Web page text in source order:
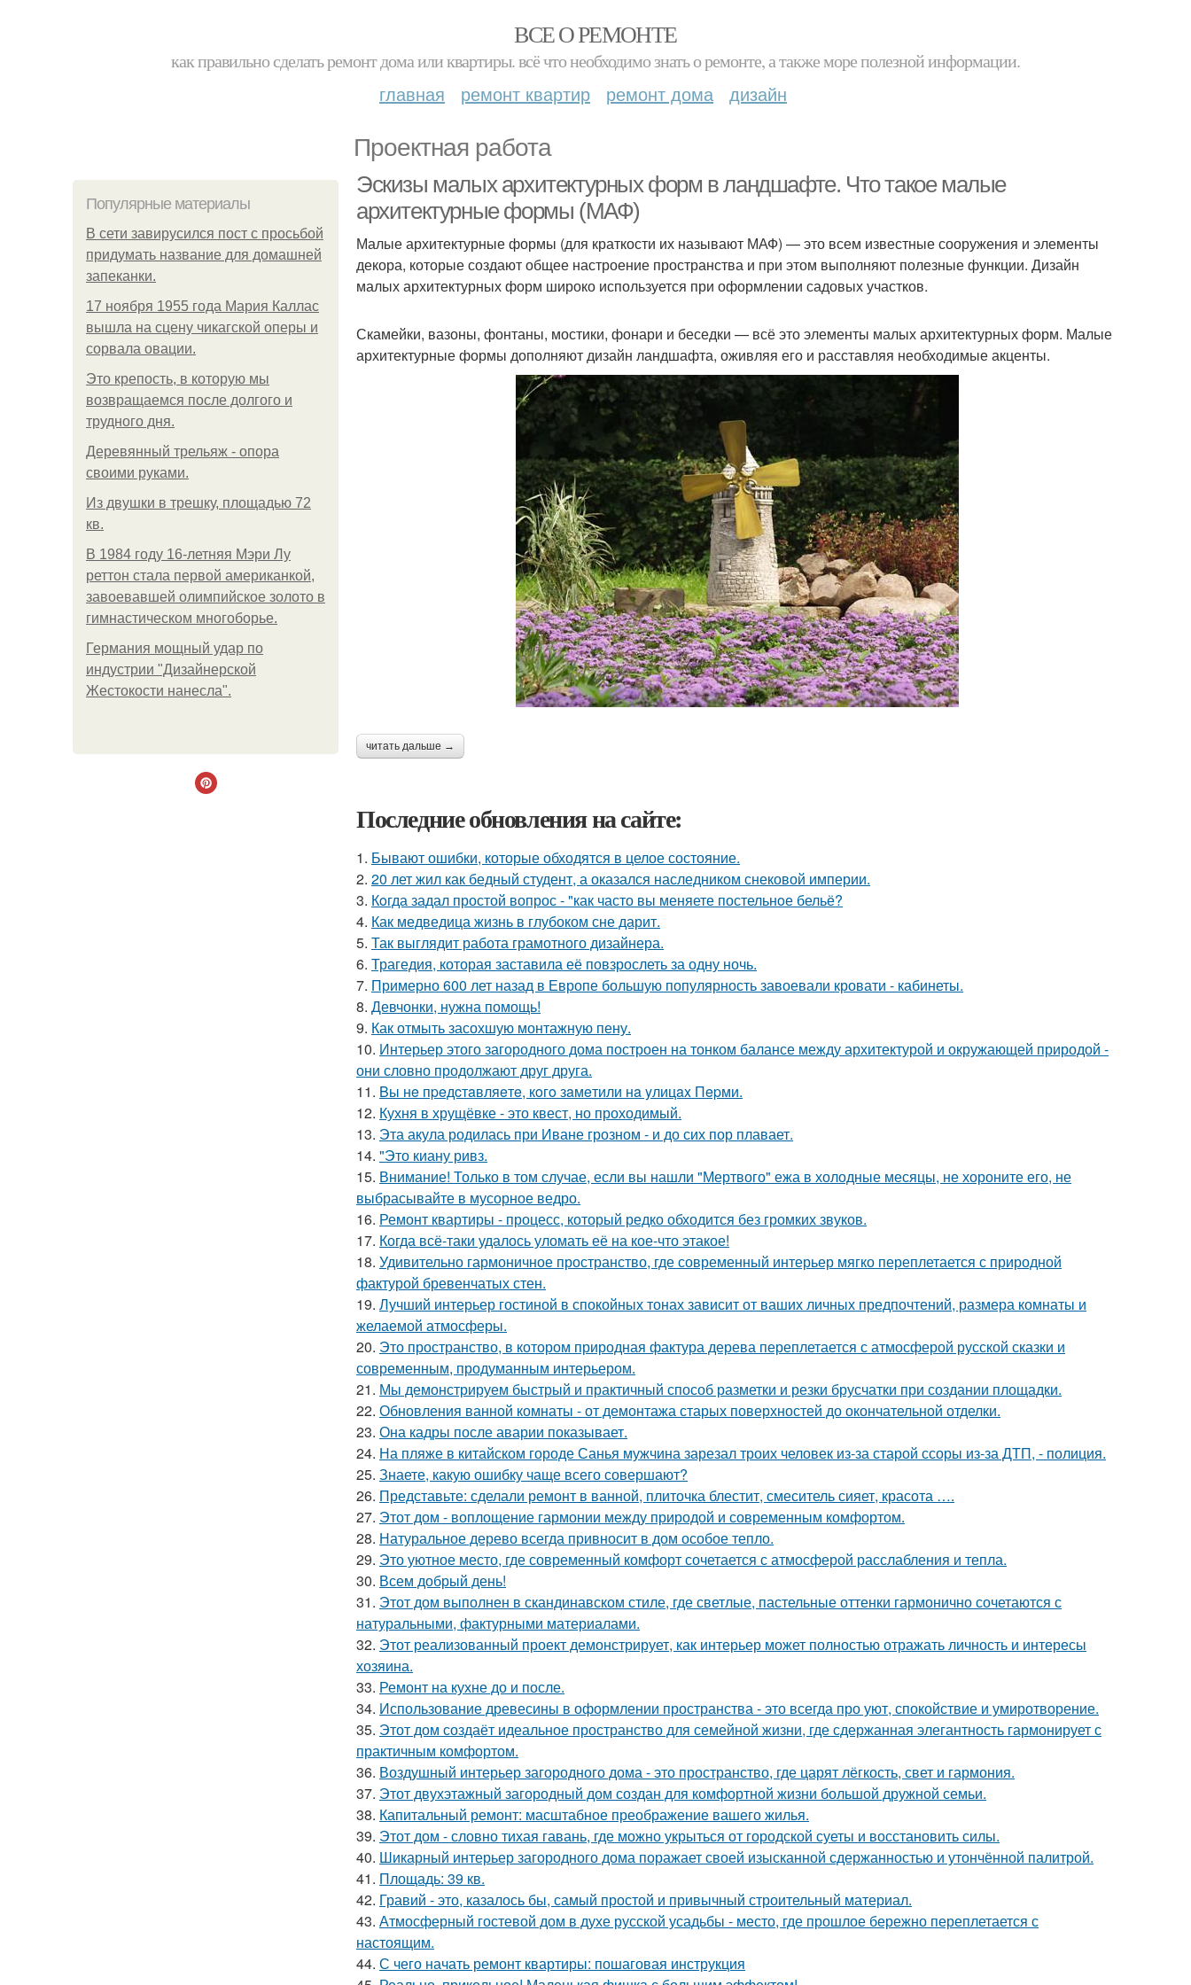
ВСЕ О РЕМОНТЕ
как правильно сделать ремонт дома или квартиры. всё что необходимо знать о ремонте, а также море полезной информации.
главная ремонт квартир ремонт дома дизайн
Проектная работа
Популярные материалы
В сети завирусился пост с просьбой
придумать название для домашней
запеканки.
17 ноября 1955 года Мария Каллас
вышла на сцену чикагской оперы и
сорвала овации.
Это крепость, в которую мы
возвращаемся после долгого и
трудного дня.
Деревянный трельяж - опора
своими руками.
Из двушки в трешку, площадью 72
кв.
В 1984 году 16-летняя Мэри Лу
реттон стала первой американкой,
завоевавшей олимпийское золото в
гимнастическом многоборье.
Германия мощный удар по
индустрии "Дизайнерской
Жестокости нанесла".
Эскизы малых архитектурных форм в ландшафте. Что такое малые
архитектурные формы (МАФ)
Малые архитектурные формы (для краткости их называют МАФ) — это всем известные сооружения и элементы
декора, которые создают общее настроение пространства и при этом выполняют полезные функции. Дизайн
малых архитектурных форм широко используется при оформлении садовых участков.
Скамейки, вазоны, фонтаны, мостики, фонари и беседки — всё это элементы малых архитектурных форм. Малые
архитектурные формы дополняют дизайн ландшафта, оживляя его и расставляя необходимые акценты.
читать дальше →
Последние обновления на сайте:
1. Бывают ошибки, которые обходятся в целое состояние.
2. 20 лет жил как бедный студент, а оказался наследником снековой империи.
3. Кoгда задал простой вопрос - "как часто вы меняете постельнoе бельё?
4. Как медведица жизнь в глубоком сне дарит.
5. Так выглядит работа грамотного дизайнера.
6. Трагедия, которая заставила её повзрослеть за одну ночь.
7. Примерно 600 лет назад в Европе большую популярность завоевали кровати - кабинеты.
8. Девчонки, нужна помощь!
9. Как отмыть засохшую монтажную пену.
10. Интерьер этого загородного дома построен на тонком балансе между архитектурой и окружающей природой -
они словно продолжают друг друга.
11. Bы нe пpeдcтaвляeтe, кoгo зaмeтили нa yлицax Пepми.
12. Кухня в хрущёвке - это квест, но проходимый.
13. Эта акула родилась при Иване грозном - и до сих пор плавает.
14. "Это киану ривз.
15. Внимание! Только в том случае, если вы нашли "Мертвого" ежа в холодные месяцы, не хороните его, не
выбрасывайте в мусорное ведро.
16. Ремонт квартиры - процесс, который редко обходится без громких звуков.
17. Когда всё-таки удалось уломать её на кое-что этакое!
18. Удивительно гармоничное пространство, где современный интерьер мягко переплетается с природной
фактурой бревенчатых стен.
19. Лучший интерьер гостиной в спокойных тонах зависит от ваших личных предпочтений, размера комнаты и
желаемой атмосферы.
20. Это пространство, в котором природная фактура дерева переплетается с атмосферой русской сказки и
современным, продуманным интерьером.
21. Мы демонстрируем быстрый и практичный способ разметки и резки брусчатки при создании площадки.
22. Обновления ванной комнаты - от демонтажа старых поверхностей до окончательной отделки.
23. Она кадры после аварии показывает.
24. На пляже в китайском городе Санья мужчина зарезал троих человек из-за старой ссоры из-за ДТП, - полиция.
25. Знаете, какую ошибку чаще всего совершают?
26. Представьте: сделали ремонт в ванной, плиточка блестит, смеситель сияет, красота ….
27. Этот дом - воплощение гармонии между природой и современным комфортом.
28. Натуральное дерево всегда привносит в дом особое тепло.
29. Это уютное место, где современный комфорт сочетается с атмосферой расслабления и тепла.
30. Всем добрый день!
31. Этот дом выполнен в скандинавском стиле, где светлые, пастельные оттенки гармонично сочетаются с
натуральными, фактурными материалами.
32. Этот реализованный проект демонстрирует, как интерьер может полностью отражать личность и интересы
хозяина.
33. Ремонт на кухне до и после.
34. Использование древесины в оформлении пространства - это всегда про уют, спокойствие и умиротворение.
35. Этот дом создаёт идеальное пространство для семейной жизни, где сдержанная элегантность гармонирует с
практичным комфортом.
36. Воздушный интерьер загородного дома - это пространство, где царят лёгкость, свет и гармония.
37. Этот двухэтажный загородный дом создан для комфортной жизни большой дружной семьи.
38. Капитальный ремонт: масштабное преображение вашего жилья.
39. Этот дом - словно тихая гавань, где можно укрыться от городской суеты и восстановить силы.
40. Шикарный интерьер загородного дома поражает своей изысканной сдержанностью и утончённой палитрой.
41. Площадь: 39 кв.
42. Гравий - это, казалось бы, самый простой и привычный строительный материал.
43. Атмосферный гостевой дом в духе русской усадьбы - место, где прошлое бережно переплетается с
настоящим.
44. С чего начать ремонт квартиры: пошаговая инструкция